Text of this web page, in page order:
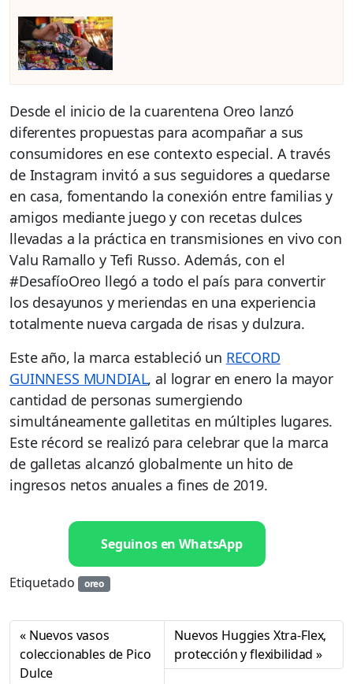
Desde el inicio de la cuarentena Oreo lanzó
diferentes propuestas para acompañar a sus
consumidores en ese contexto especial. A través
de Instagram invitó a sus seguidores a quedarse
en casa, fomentando la conexión entre familias y
amigos mediante juego y con recetas dulces
llevadas a la práctica en transmisiones en vivo con
Valu Ramallo y Tefi Russo. Además, con el
#DesafíoOreo llegó a todo el país para convertir
los desayunos y meriendas en una experiencia
totalmente nueva cargada de risas y dulzura.
Este año, la marca estableció un RECORD
GUINNESS MUNDIAL, al lograr en enero la mayor
cantidad de personas sumergiendo
simultáneamente galletitas en múltiples lugares.
Este récord se realizó para celebrar que la marca
de galletas alcanzó globalmente un hito de
ingresos netos anuales a fines de 2019.
Seguinos en WhatsApp
Etiquetado oreo
Nuevos vasos
coleccionables de Pico
Dulce
Nuevos Huggies Xtra-Flex,
protección y flexibilidad